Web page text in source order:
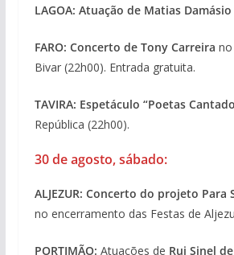
LAGOA: Atuação de Matias Damásio
FARO: Concerto de Tony Carreira
Bivar (22h00). Entrada gratuita.
TAVIRA: Espetáculo “Poetas
República (22h00).
30 de agosto, sábado:
ALJEZUR: Concerto do projeto Para
no encerramento das Festas de
PORTIMÃO: Atuações de Rui Sinel